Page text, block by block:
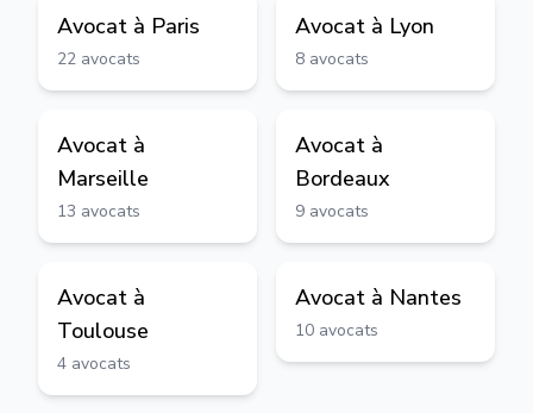
Avocat à Paris
22 avocats
Avocat à Lyon
8 avocats
Avocat à
Marseille
13 avocats
Avocat à
Bordeaux
9 avocats
Avocat à
Toulouse
4 avocats
Avocat à Nantes
10 avocats